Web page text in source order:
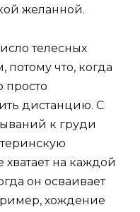
желанной.
телесных
потому что, когда
просто
дистанцию. С
к груди
на каждой
он осваивает
хождение